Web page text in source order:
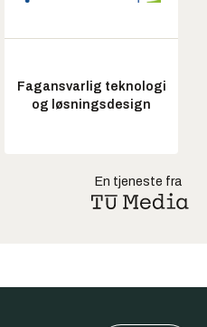
Fagansvarlig teknologi
og løsningsdesign
En tjeneste fra